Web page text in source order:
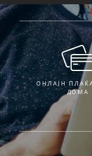
ОНЛАЈН
ДОМА